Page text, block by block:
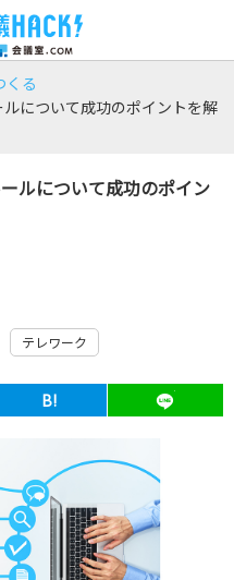
くる
について成功のポイントを解
ルについて成功のポイン
テレワーク
B!